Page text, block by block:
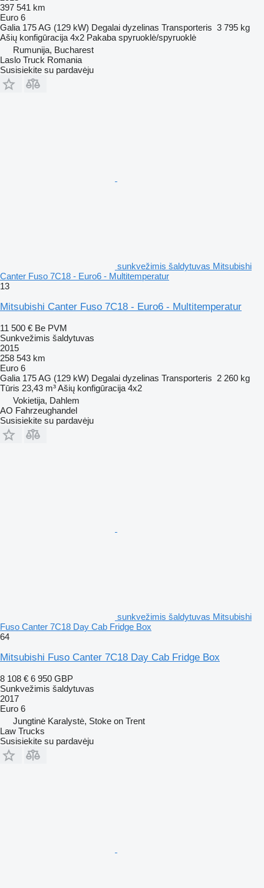
397 541 km
Euro 6
Galia 175 AG (129 kW) Degalai dyzelinas Transporteris 3 795 kg
Ašių konfigūracija 4x2 Pakaba spyruoklė/spyruoklė
Rumunija, Bucharest
Laslo Truck Romania
Susisiekite su pardavėju
sunkvežimis šaldytuvas Mitsubishi
Canter Fuso 7C18 - Euro6 - Multitemperatur
13
Mitsubishi Canter Fuso 7C18 - Euro6 - Multitemperatur
11 500 € Be PVM
Sunkvežimis šaldytuvas
2015
258 543 km
Euro 6
Galia 175 AG (129 kW) Degalai dyzelinas Transporteris 2 260 kg
Tūris 23,43 m³Ašių konfigūracija 4x2
Vokietija, Dahlem
AO Fahrzeughandel
Susisiekite su pardavėju
sunkvežimis šaldytuvas Mitsubishi
Fuso Canter 7C18 Day Cab Fridge Box
64
Mitsubishi Fuso Canter 7C18 Day Cab Fridge Box
8 108 € 6 950 GBP
Sunkvežimis šaldytuvas
2017
Euro 6
Jungtinė Karalystė, Stoke on Trent
Law Trucks
Susisiekite su pardavėju